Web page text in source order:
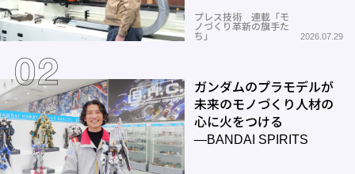
プレス技術 連載「モ
ノづくり革新の旗手た
ち」
2026.07.29
ガンダムのプラモデルが
未来のモノづくり人材の
心に火をつける
―BANDAI SPIRITS